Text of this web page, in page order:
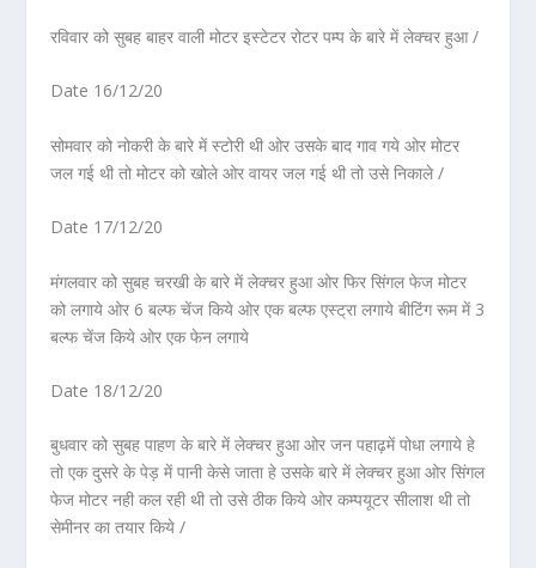
रविवार को सुबह बाहर वाली मोटर इस्टेटर रोटर पम्प के बारे में लेक्चर हुआ /
Date 16/12/20
सोमवार को नोकरी के बारे में स्टोरी थी ओर उसके बाद गाव गये ओर मोटर
जल गई थी तो मोटर को खोले ओर वायर जल गई थी तो उसे निकाले /
Date 17/12/20
मंगलवार को सुबह चरखी के बारे में लेक्चर हुआ ओर फिर सिंगल फेज मोटर
को लगाये ओर 6 बल्फ चेंज किये ओर एक बल्फ एस्ट्रा लगाये बीटिंग रूम में 3
बल्फ चेंज किये ओर एक फेन लगाये
Date 18/12/20
बुधवार को सुबह पाहण के बारे में लेक्चर हुआ ओर जन पहाढ़में पोधा लगाये हे
तो एक दुसरे के पेड़ में पानी केसे जाता हे उसके बारे में लेक्चर हुआ ओर सिंगल
फेज मोटर नही कल रही थी तो उसे ठीक किये ओर कम्पयूटर सीलाश थी तो
सेमीनर का तयार किये /